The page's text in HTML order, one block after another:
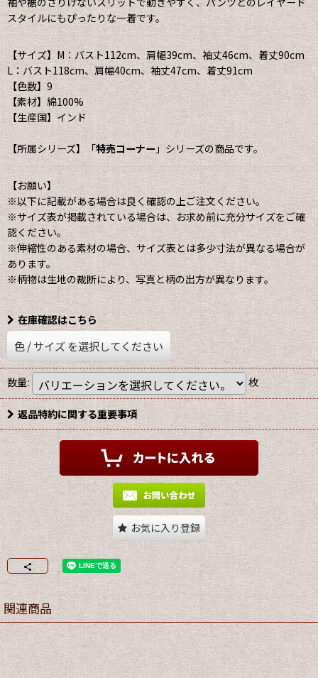
スタイルにもぴったりな一着です。
【サイズ】M：バスト112cm、肩幅39cm、袖丈46cm、着丈90cm
L：バスト118cm、肩幅40cm、袖丈47cm、着丈91cm
【色数】9
【素材】綿100%
【生産国】インド
【所属シリーズ】「特売コーナー」シリーズの商品です。
【お願い】
※以下に記載がある場合は良く確認の上ご注文ください。
※サイズ表が掲載されている場合は、お求め前に充分サイズをご確
認ください。
※伸縮性のある素材の場合、サイズ表とは多少寸法が異なる場合が
あります。
※柄物は生地の裁断により、写真と柄の出方が異なります。
在庫確認はこちら
色/サイズを選択してください
数量: 枚
返品特約に関する重要事項
お気に入り登録
関連商品